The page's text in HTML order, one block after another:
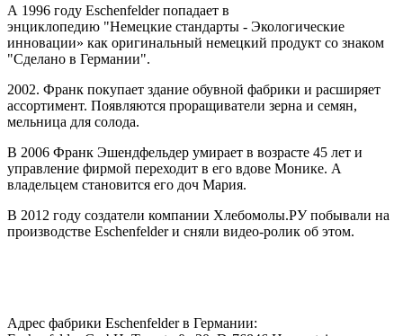
А 1996 году Eschenfelder попадает в
энциклопедию "Немецкие стандарты - Экологические
инновации» как оригинальный немецкий продукт со знаком
"Сделано в Германии".
2002. Франк покупает здание обувной фабрики и расширяет
ассортимент. Появляются проращиватели зерна и семян,
мельница для солода.
В 2006 Франк Эшендфельдер умирает в возрасте 45 лет и
управление фирмой переходит в его вдове Монике. А
владельцем становится его доч Мария.
В 2012 году создатели компании Хлебомолы.РУ побывали на
производстве Eschenfelder и сняли видео-ролик об этом.
Адрес фабрики Eschenfelder в Германии: